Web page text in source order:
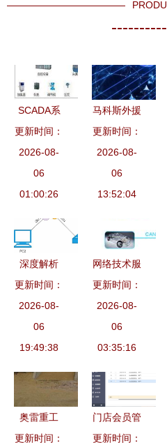
SCADA系
统全面介绍
核心概念与
网络技术服
务应用
更新时间：
2026-08-
06
01:00:26
马科斯外援
到位，日本
助菲对抗中
国 三道挑
战书背后的
区域安全博
弈
更新时间：
2026-08-
06
13:52:04
深度解析
STP、
RSTP与
MSTP——
构建稳定高
络基石
更新时间：
2026-08-
06
19:49:38
网络技术服
务 数字化
转型的引擎
与基石
更新时间：
2026-08-
06
03:35:16
奥雷重工
专业稳定土
更新时间：
门店会员管
理系统 网
更新时间：